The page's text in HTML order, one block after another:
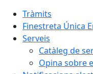
Tràmits
Finestreta Única
Serveis
Catàleg de
Opina sobre